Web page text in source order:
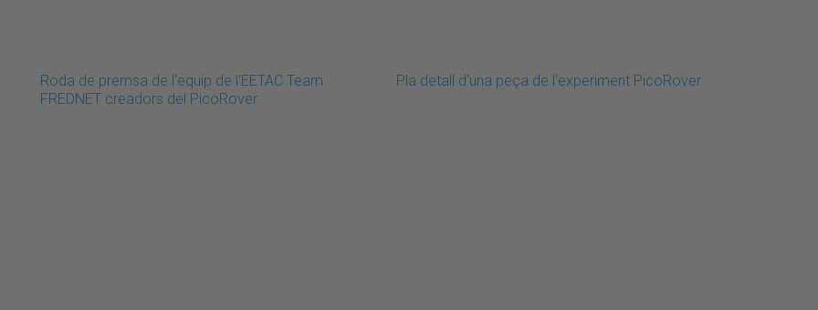
Roda de premsa de l'equip de l'EETAC Team
FREDNET creadors del PicoRover
Pla detall d'una peça de l'experiment PicoRover